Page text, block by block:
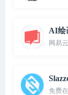
AI绘
网易
免费